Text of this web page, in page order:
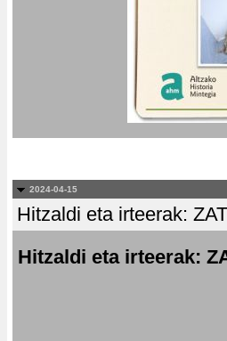
2024-04-15
Hitzaldi eta irteerak:
Hitzaldi eta irteerak: